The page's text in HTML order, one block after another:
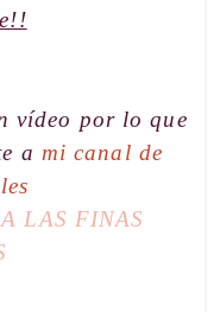
vídeo por lo que
a mi canal de
LAS FINAS